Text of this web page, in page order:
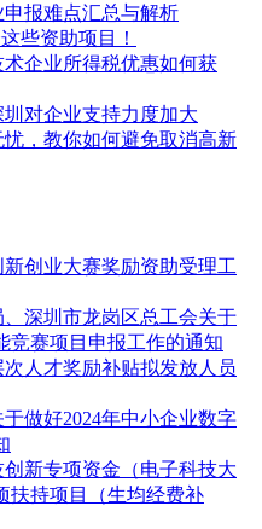
申报难点汇总与解析
些资助项目！
企业所得税优惠如何获
对企业支持力度加大
，教你如何避免取消高新
创业大赛奖励资助受理工
深圳市龙岗区总工会关于
竞赛项目申报工作的通知
人才奖励补贴拟发放人员
做好2024年中小企业数字
新专项资金（电子科技大
扶持项目（生均经费补